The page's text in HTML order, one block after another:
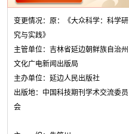
变更情况：原：《大众科学：科学研
究与实践》
主管单位：吉林省延边朝鲜族自治州
文化广电新闻出版局
主办单位：延边人民出版社
出版地：中国科技期刊学术交流委员
会